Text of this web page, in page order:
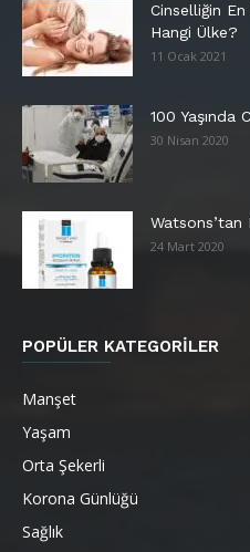
Cinselliğin En
Hangi Ülke?
11 Ocak 2021
100 Yaşında
30 Nisan 2020
Watsons’tan
24 Mart 2020
POPÜLER KATEGORİLER
Manşet
Yaşam
Orta Şekerli
Korona Günlüğü
Sağlık